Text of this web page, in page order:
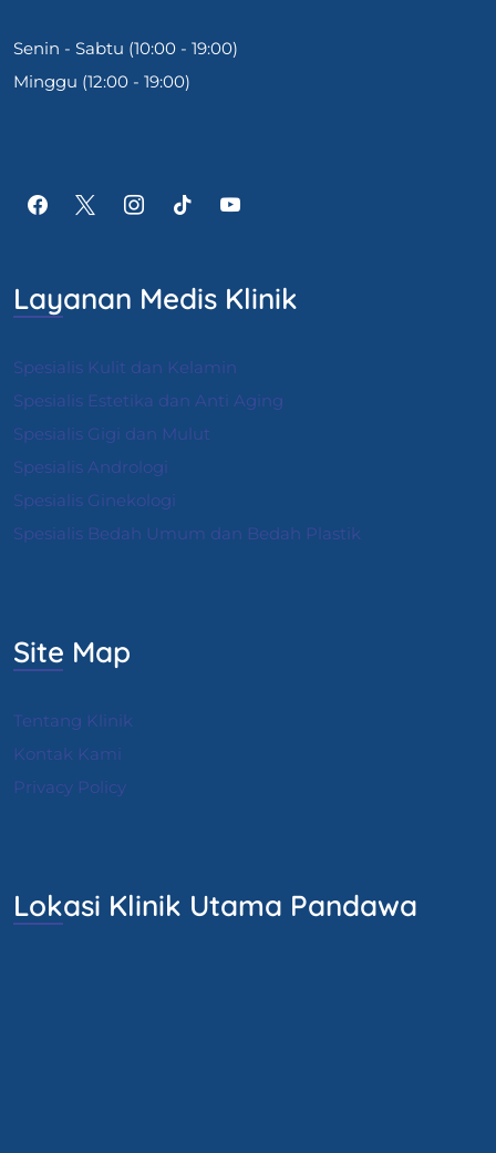
Senin - Sabtu (10:00 - 19:00)
Minggu (12:00 - 19:00)
Layanan Medis Klinik
Spesialis Kulit dan Kelamin
Spesialis Estetika dan Anti Aging
Spesialis Gigi dan Mulut
Spesialis Andrologi
Spesialis Ginekologi
Spesialis Bedah Umum dan Bedah Plastik
Site Map
Tentang Klinik
Kontak Kami
Privacy Policy
Lokasi Klinik Utama Pandawa